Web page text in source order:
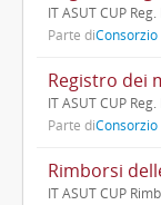
IT ASUT CUP
Parte di
Registro dei
IT ASUT CUP
Parte di
IT ASUT CUP